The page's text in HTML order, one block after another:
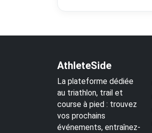
AthleteSide
La plateforme dédiée
au triathlon, trail et
course à pied : trouvez
vos prochains
événements, entraînez-